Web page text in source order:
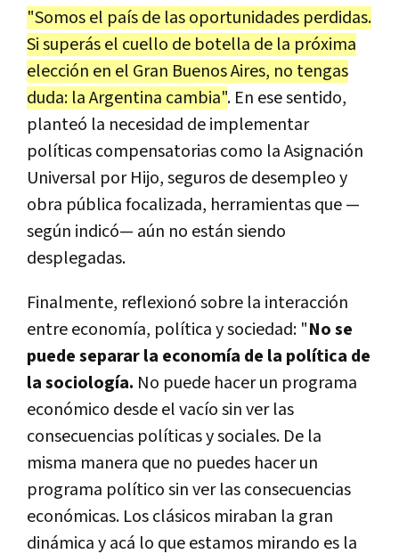
"Somos el país de las oportunidades perdidas.
Si superás el cuello de botella de la próxima
elección en el Gran Buenos Aires, no tengas
duda: la Argentina cambia". En ese sentido,
planteó la necesidad de implementar
políticas compensatorias como la Asignación
Universal por Hijo, seguros de desempleo y
obra pública focalizada, herramientas que —
según indicó— aún no están siendo
desplegadas.
Finalmente, reflexionó sobre la interacción
entre economía, política y sociedad: "No se
puede separar la economía de la política de
la sociología. No puede hacer un programa
económico desde el vacío sin ver las
consecuencias políticas y sociales. De la
misma manera que no puedes hacer un
programa político sin ver las consecuencias
económicas. Los clásicos miraban la gran
dinámica y acá lo que estamos mirando es la